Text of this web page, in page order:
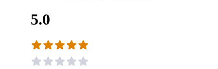
5.0